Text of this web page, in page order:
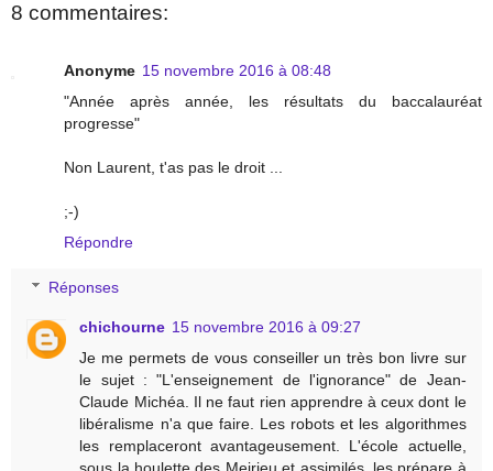
8 commentaires:
Anonyme 15 novembre 2016 à 08:48
"Année après année, les résultats du baccalauréat
progresse"
Non Laurent, t'as pas le droit ...
;-)
Répondre
Réponses
chichourne 15 novembre 2016 à 09:27
Je me permets de vous conseiller un très bon livre sur
le sujet : "L'enseignement de l'ignorance" de Jean-
Claude Michéa. Il ne faut rien apprendre à ceux dont le
libéralisme n'a que faire. Les robots et les algorithmes
les remplaceront avantageusement. L'école actuelle,